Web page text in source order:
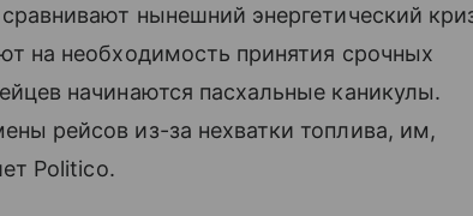
нынешний энергетический
на необходимость принятия срочных
начинаются пасхальные каникулы.
рейсов из-за нехватки топлива, им,
Politico.